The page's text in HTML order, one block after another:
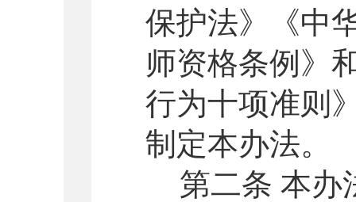
保护法》《中
师资格条例 》
行为十项准则
制定本办法。
第二条 本办